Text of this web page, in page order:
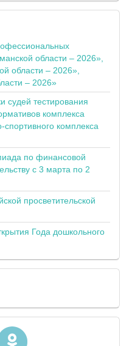
области – 2026»,
области – 2026»,
– 2026»
судей тестирования
комплекса
спортивного комплекса
по финансовой
с 3 марта по 2
просветительской
Года дошкольного